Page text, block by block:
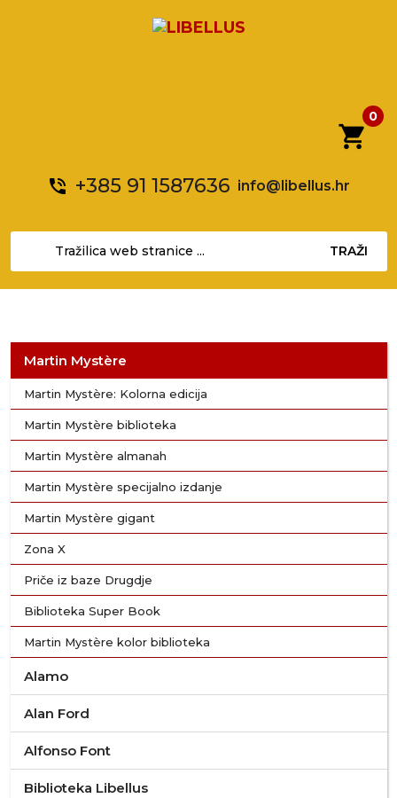
shopping_cart
0
phone_in_talk +385 91 1587636 info@libellus.hr
TRAŽI
Martin Mystère
Martin Mystère: Kolorna edicija
Martin Mystère biblioteka
Martin Mystère almanah
Martin Mystère specijalno izdanje
Martin Mystère gigant
Zona X
Priče iz baze Drugdje
Biblioteka Super Book
Martin Mystère kolor biblioteka
Alamo
Alan Ford
Alfonso Font
Biblioteka Libellus